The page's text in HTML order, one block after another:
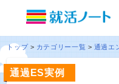
トップ カテゴリー一覧 通過エ
通過ES実例